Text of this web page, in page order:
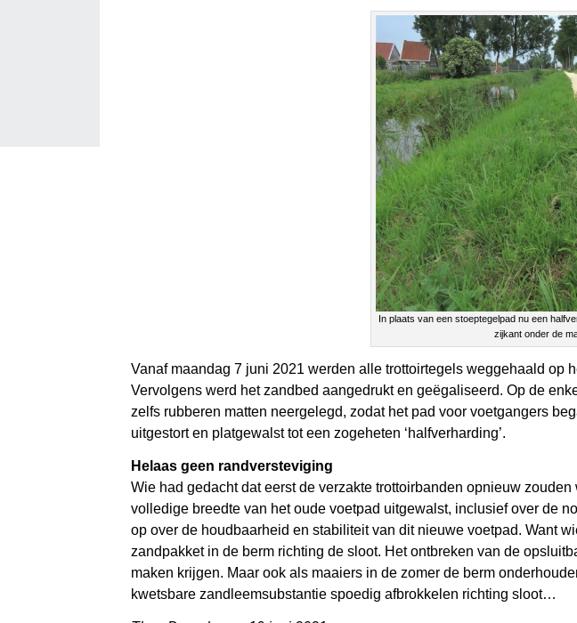
In plaats van een stoeptegelpad nu een
zijkant onder de
Vanaf maandag 7 juni 2021 werden alle trottoirtegels weggehaald op
Vervolgens werd het zandbed aangedrukt en geëgaliseerd. Op de
zelfs rubberen matten neergelegd, zodat het pad voor voetgangers
uitgestort en platgewalst tot een zogeheten ‘halfverharding’.
Helaas geen randversteviging
Wie had gedacht dat eerst de verzakte trottoirbanden opnieuw
volledige breedte van het oude voetpad uitgewalst, inclusief over de
op over de houdbaarheid en stabiliteit van dit nieuwe voetpad. Want
zandpakket in de berm richting de sloot. Het ontbreken van de
maken krijgen. Maar ook als maaiers in de zomer de berm
kwetsbare zandleemsubstantie spoedig afbrokkelen richting sloot…